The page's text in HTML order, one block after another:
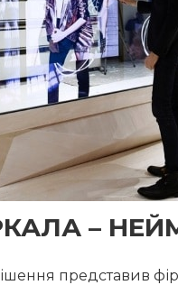
–
представив